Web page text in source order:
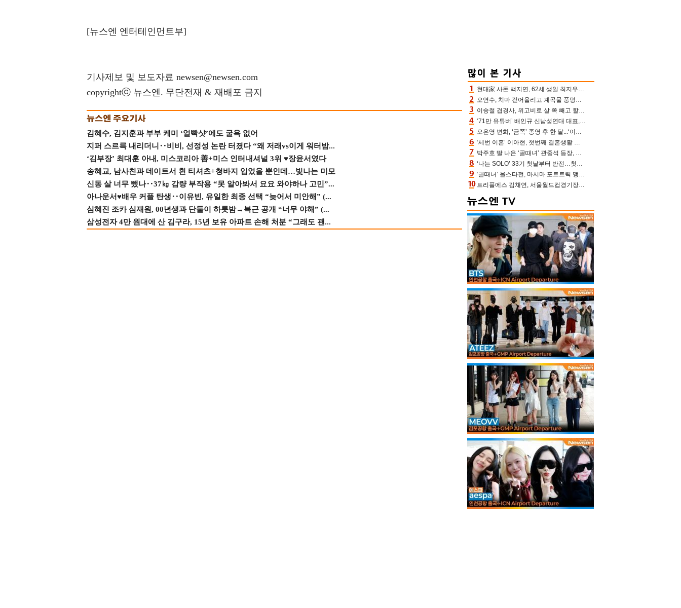
[뉴스엔 엔터테인먼트부]
기사제보 및 보도자료 newsen@newsen.com
copyrightⓒ 뉴스엔. 무단전재 & 재배포 금지
김혜수, 김지훈과 부부 케미 ‘얼빡샷’에도 굴욕 없어
지퍼 스르륵 내리더니‥비비, 선정성 논란 터졌다 “왜 저래vs이게 워터밤...
‘김부장’ 최대훈 아내, 미스코리아 善+미스 인터내셔널 3위 ♥장윤서였다
송혜교, 남사친과 데이트서 흰 티셔츠+청바지 입었을 뿐인데…빛나는 미모
신동 살 너무 뺐나‥37㎏ 감량 부작용 “못 알아봐서 요요 와야하나 고민”...
아나운서♥배우 커플 탄생‥이유빈, 유일한 최종 선택 “늦어서 미안해” (...
심혜진 조카 심재원, 00년생과 단둘이 하룻밤→복근 공개 “너무 야해” (...
삼성전자 4만 원대에 산 김구라, 15년 보유 아파트 손해 처분 “그래도 괜...
현대家 사돈 백지연, 62세 생일 최지우와 “올해도 함께” 이영애 신애라도 축하
오연수, 치마 걷어올리고 계곡물 풍덩‥무더위 잊은 제주 휴가
이승철 겹경사, 위고비로 살 쪽 빼고 할아버지 된다‥마음으로 낳은 딸 임신 자랑(유퀴즈)
‘71만 유튜버’ 배인규 신남성연대 대표, 오늘(5일) 숨진 채 발견…향년 36세
오은영 변화, ‘금쪽’ 종영 후 한 달...‘이것’ 끊고 살 뺀 모습 포착 “날씬하다!”
‘세번 이혼’ 이아현, 첫번째 결혼생활 떠올리며 눈물 “첫 남편에 미안해”(새롭게하소서)
박주호 딸 나은 ‘골때녀’ 관중석 등장, 김민재 복제인간 보고 혼란 [결정적장면]
‘나는 SOLO’ 33기 첫날부터 반전…첫인상 0표 영호, 호감남 급부상
‘골때녀’ 올스타전, 마시마 포트트릭 맹추격전 5:4 골 잔치 ‘짜릿’ [어제TV]
트리플에스 김채연, 서울월드컵경기장에 뜬 맨시티 여신 [포토엔HD]